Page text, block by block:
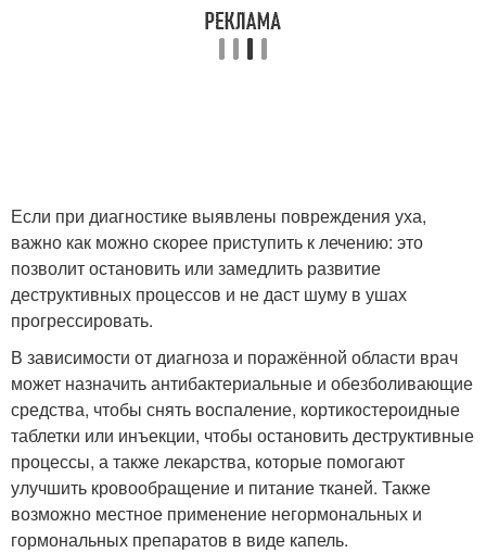
Если при диагностике выявлены повреждения уха,
важно как можно скорее приступить к лечению: это
позволит остановить или замедлить развитие
деструктивных процессов и не даст шуму в ушах
прогрессировать.
В зависимости от диагноза и поражённой области врач
может назначить антибактериальные и обезболивающие
средства, чтобы снять воспаление, кортикостероидные
таблетки или инъекции, чтобы остановить деструктивные
процессы, а также лекарства, которые помогают
улучшить кровообращение и питание тканей. Также
возможно местное применение негормональных и
гормональных препаратов в виде капель.